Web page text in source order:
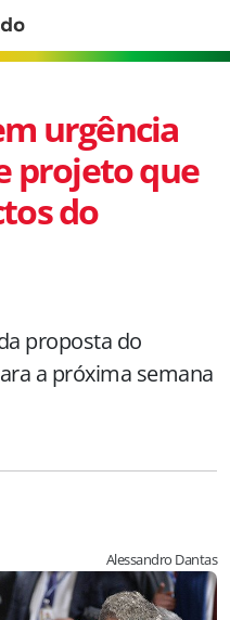
urgência
projeto que
do
proposta do
a próxima semana
Alessandro Dantas